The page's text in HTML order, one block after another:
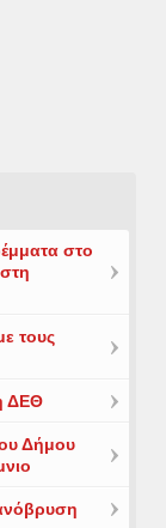
στο
τους
ΔΕΘ
Δήμου